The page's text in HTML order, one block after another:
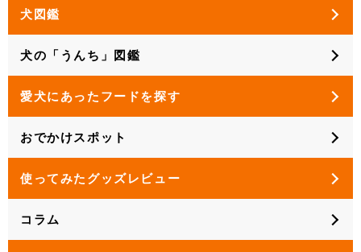
犬図鑑
犬の「うんち」図鑑
愛犬にあったフードを探す
おでかけスポット
使ってみたグッズレビュー
コラム